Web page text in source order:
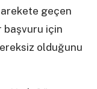
geçen
başvuru için
olduğunu